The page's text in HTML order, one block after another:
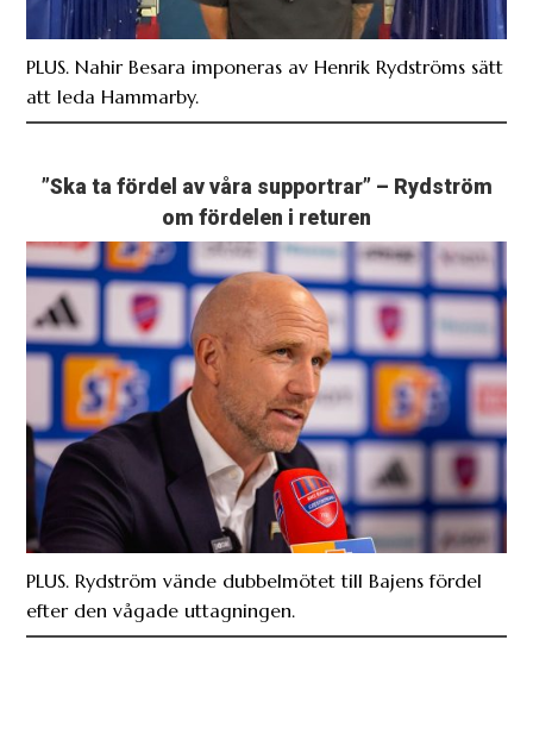
PLUS. Nahir Besara imponeras av Henrik Rydströms sätt
att leda Hammarby.
”Ska ta fördel av våra supportrar” – Rydström
om fördelen i returen
PLUS. Rydström vände dubbelmötet till Bajens fördel
efter den vågade uttagningen.